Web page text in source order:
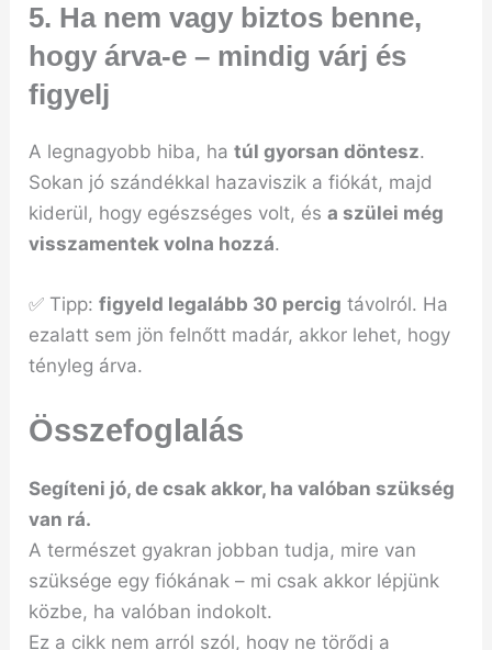
5. Ha nem vagy biztos benne,
hogy árva-e – mindig várj és
figyelj
A legnagyobb hiba, hatúl gyorsan döntesz.
Sokan jó szándékkal hazaviszik a fiókát, majd
kiderül, hogy egészséges volt, ésa szülei még
visszamentek volna hozzá.
✅ Tipp:figyeld legalább 30 percig távolról. Ha
ezalatt sem jön felnőtt madár, akkor lehet, hogy
tényleg árva.
Összefoglalás
Segíteni jó, de csak akkor, ha valóban szükség
van rá.
A természet gyakran jobban tudja, mire van
szüksége egy fiókának – mi csak akkor lépjünk
közbe, ha valóban indokolt.
Ez a cikk nem arról szól, hogy ne törődj a